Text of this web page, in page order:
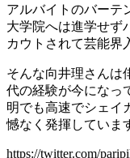
アルバイトのバーテ
大学院へは進学せず
カウトされて芸能界
そんな向井理さんは
代の経験が今になっ
明でも高速でシェイ
憾なく発揮していま
https://twitter.com/